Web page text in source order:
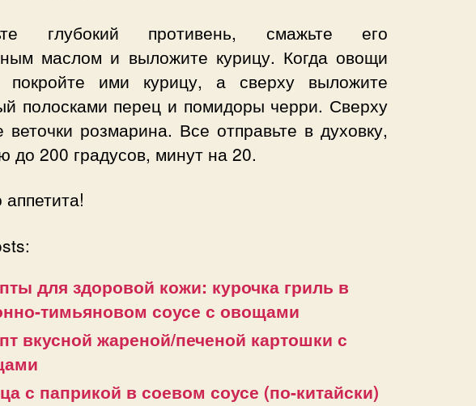
глубокий противень, смажьте его
маслом и выложите курицу. Когда овощи
покройте ими курицу, а сверху выложите
полосками перец и помидоры черри. Сверху
веточки розмарина. Все отправьте в духовку,
до 200 градусов, минут на 20.
для здоровой кожи: курочка гриль в
тимьяновом соусе с овощами
вкусной жареной/печеной картошки с
с паприкой в соевом соусе (по-китайски)